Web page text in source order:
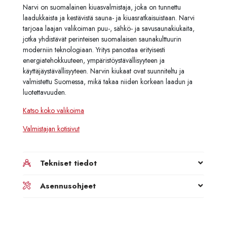
Narvi on suomalainen kiuasvalmistaja, joka on tunnettu
laadukkaista ja kestävistä sauna- ja kiuasratkaisuistaan. Narvi
tarjoaa laajan valikoiman puu-, sähkö- ja savusaunakiukaita,
jotka yhdistävät perinteisen suomalaisen saunakulttuurin
moderniin teknologiaan. Yritys panostaa erityisesti
energiatehokkuuteen, ympäristöystävällisyyteen ja
käyttäjäystävällisyyteen. Narvin kiukaat ovat suunniteltu ja
valmistettu Suomessa, mikä takaa niiden korkean laadun ja
luotettavuuden.
Katso koko valikoima
Valmistajan kotisivut
Tekniset tiedot
Asennusohjeet